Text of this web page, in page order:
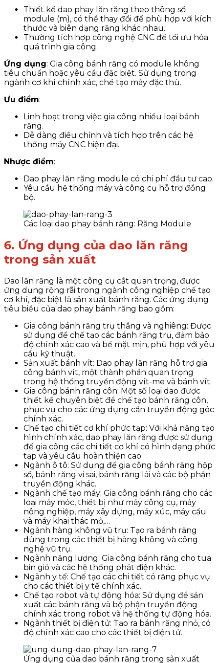
Thiết kế dao phay lăn răng theo thông số
module (m), có thể thay đổi để phù hợp với kích
thước và biên dạng răng khác nhau.
Thường tích hợp công nghệ CNC để tối ưu hóa
quá trình gia công.
Ứng dụng: Gia công bánh răng có module không
tiêu chuẩn hoặc yêu cầu đặc biệt. Sử dụng trong
ngành cơ khí chính xác, chế tạo máy đặc thù.
Ưu điểm:
Linh hoạt trong việc gia công nhiều loại bánh
răng.
Dễ dàng điều chỉnh và tích hợp trên các hệ
thống máy CNC hiện đại.
Nhược điểm:
Dao phay lăn răng module có chi phí đầu tư cao.
Yêu cầu hệ thống máy và công cụ hỗ trợ đồng
bộ.
Các loại dao phay bánh răng: Răng Module
6. Ứng dụng của dao lăn răng
trong sản xuất
Dao lăn răng là một công cụ cắt quan trọng, được
ứng dụng rộng rãi trong ngành công nghiệp chế tạo
cơ khí, đặc biệt là sản xuất bánh răng. Các ứng dụng
tiêu biểu của dao phay bánh răng bao gồm:
Gia công bánh răng trụ thẳng và nghiêng: Được
sử dụng để chế tạo các bánh răng trụ, đảm bảo
độ chính xác cao và bề mặt mịn, phù hợp với yêu
cầu kỹ thuật.
Sản xuất bánh vít: Dao phay lăn răng hỗ trợ gia
công bánh vít, một thành phần quan trọng
trong hệ thống truyền động vít-me và bánh vít.
Gia công bánh răng côn: Một số loại dao được
thiết kế chuyên biệt để chế tạo bánh răng côn,
phục vụ cho các ứng dụng cần truyền động góc
chính xác.
Chế tạo chi tiết cơ khí phức tạp: Với khả năng tạo
hình chính xác, dao phay lăn răng được sử dụng
để gia công các chi tiết cơ khí có hình dạng phức
tạp và yêu cầu hoàn thiện cao.
Ngành ô tô: Sử dụng để gia công bánh răng hộp
số, bánh răng vi sai, bánh răng lái và các bộ phận
truyền động khác.
Ngành chế tạo máy: Gia công bánh răng cho các
loại máy móc, thiết bị như máy công cụ, máy
nông nghiệp, máy xây dựng, máy xúc, máy cẩu
và máy khai thác mỏ,…
Ngành hàng không vũ trụ: Tạo ra bánh răng
dùng trong các thiết bị hàng không và công
nghệ vũ trụ.
Ngành năng lượng: Gia công bánh răng cho tua
bin gió và các hệ thống phát điện khác.
Ngành y tế: Chế tạo các chi tiết có răng phục vụ
cho các thiết bị y tế chính xác.
Chế tạo robot và tự động hóa: Sử dụng để sản
xuất các bánh răng và bộ phận truyền động
chính xác trong robot và hệ thống tự động hóa.
Ngành thiết bị điện tử: Tạo ra bánh răng nhỏ, có
độ chính xác cao cho các thiết bị điện tử.
Ứng dụng của dao bánh răng trong sản xuất